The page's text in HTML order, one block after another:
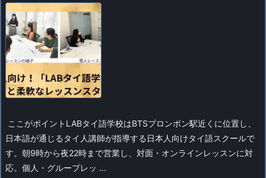
ここがポイント LABタイ語学校はBTSプロンポン駅近くに位置し、
日本語が通じるタイ人講師が指導する日本人向けタイ語スクールで
す。朝9時から夜22時まで営業し、対面・オンラインレッスンに対
応。個人・グループレッ ...